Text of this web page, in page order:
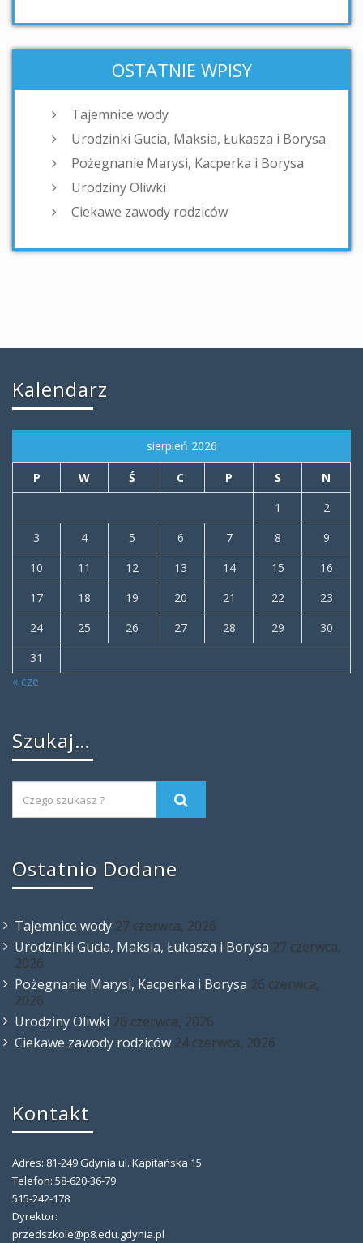
OSTATNIE WPISY
Tajemnice wody
Urodzinki Gucia, Maksia, Łukasza i Borysa
Pożegnanie Marysi, Kacperka i Borysa
Urodziny Oliwki
Ciekawe zawody rodziców
Kalendarz
sierpień 2026
P W Ś C P S
N
1
2
3
4 5 6 7 8
9
10
11 12 13 14 15
16
17
18 19 20 21 22
23
24
25 26 27 28 29
30
31
« cze
Szukaj…
Ostatnio Dodane
Tajemnice wody 27 czerwca, 2026
Urodzinki Gucia, Maksia, Łukasza i Borysa 27 czerwca,
2026
Pożegnanie Marysi, Kacperka i Borysa 26 czerwca,
2026
Urodziny Oliwki 26 czerwca, 2026
Ciekawe zawody rodziców 24 czerwca, 2026
Kontakt
Adres: 81-249 Gdynia ul. Kapitańska 15
Telefon: 58-620-36-79
515-242-178
Dyrektor:
przedszkole@p8.edu.gdynia.pl